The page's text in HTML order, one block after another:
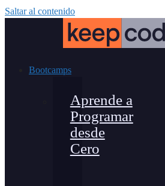
Saltar al contenido
Bootcamps
Aprende a
Programar
desde
Cero